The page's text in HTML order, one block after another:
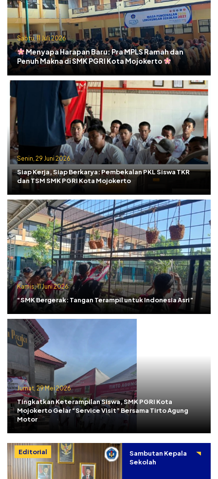
Sabtu, 11 Juli 2026
Menyapa Harapan Baru: Pra MPLS Ramah dan
Penuh Makna di SMK PGRI Kota Mojokerto
Senin, 29 Juni 2026
Siap Kerja, Siap Berkarya: Pembekalan PKL Siswa TKR
dan TSM SMK PGRI Kota Mojokerto
Kamis, 11 Juni 2026
“SMK Bergerak: Tangan Terampil untuk Indonesia Asri”
Jumat, 29 Mei 2026
Tingkatkan Keterampilan Siswa, SMK PGRI Kota
Mojokerto Gelar “Service Visit” Bersama Tirto Agung
Motor
Editorial
Sambutan Kepala
Sekolah